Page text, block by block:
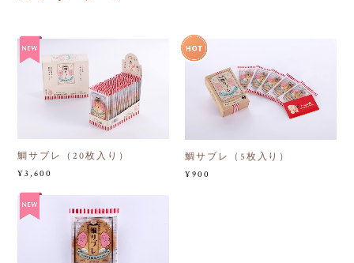
鯛サブレ（20枚入り）
¥3,600
鯛サブレ（5枚入り）
¥900